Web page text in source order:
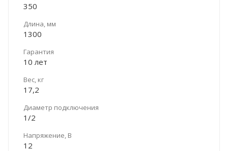
350
Длина, мм
1300
Гарантия
10 лет
Вес, кг
17,2
Диаметр подключения
1/2
Напряжение, В
12